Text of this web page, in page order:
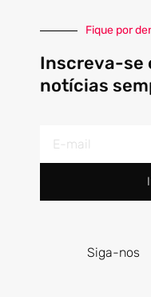
Fique por
Inscreva-se
notícias
Siga-nos